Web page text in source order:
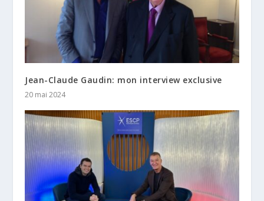
Jean-Claude Gaudin: mon interview exclusive
20 mai 2024